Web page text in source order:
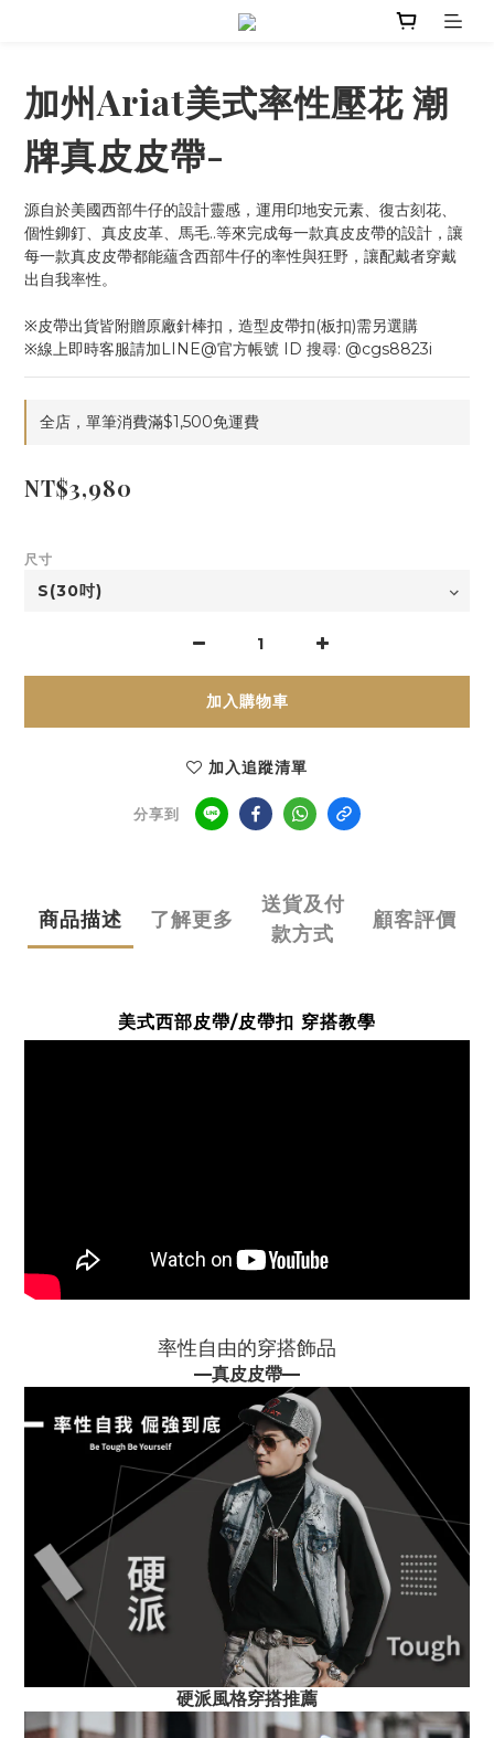
加州Ariat美式率性壓花 潮
牌真皮皮帶-
源自於美國西部牛仔的設計靈感，運用印地安元素、復古刻花、
個性鉚釘、真皮皮革、馬毛..等來完成每一款真皮皮帶的設計，讓
每一款真皮皮帶都能蘊含西部牛仔的率性與狂野，讓配戴者穿戴
出自我率性。
※皮帶出貨皆附贈原廠針棒扣，造型皮帶扣(板扣)需另選購
※線上即時客服請加LINE@官方帳號 ID 搜尋: @cgs8823i
全店，單筆消費滿$1,500免運費
NT$3,980
尺寸
加入購物車
加入追蹤清單
分享到
商品描述 了解更多
送貨及付
款方式
顧客評價
美式西部皮帶/皮帶扣 穿搭教學
率性自由的穿搭飾品
—真皮皮帶—
硬派風格穿搭推薦